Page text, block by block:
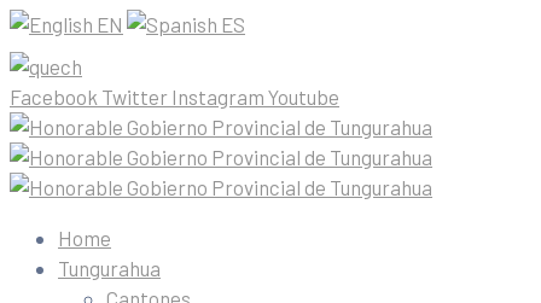
EN ES
Facebook Twitter Instagram Youtube
Home
Tungurahua
Cantones